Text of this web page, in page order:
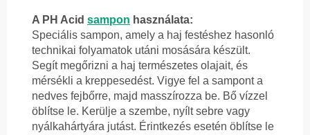
A PH Acid sampon használata:
Speciális sampon, amely a haj festéshez hasonló
technikai folyamatok utáni mosására készült.
Segít megőrizni a haj természetes olajait, és
mérsékli a kreppesedést. Vigye fel a sampont a
nedves fejbőrre, majd masszírozza be. Bő vízzel
öblítse le. Kerülje a szembe, nyílt sebre vagy
nyálkahártyára jutást. Érintkezés esetén öblítse le